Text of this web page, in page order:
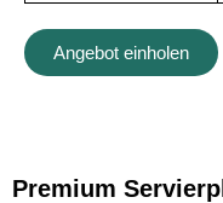
Angebot einholen
Premium